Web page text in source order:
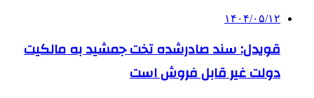
۱۴۰۴/۰۵/۱۲
قویدل: سند صادرشده تخت جمشید به مالکیت
دولت غیر قابل فروش است